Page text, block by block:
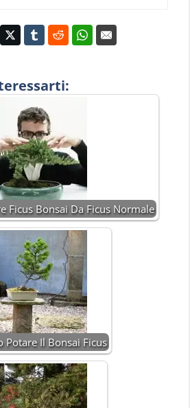
Ficus Bonsai Da Ficus Normale
Potare Il Bonsai Ficus